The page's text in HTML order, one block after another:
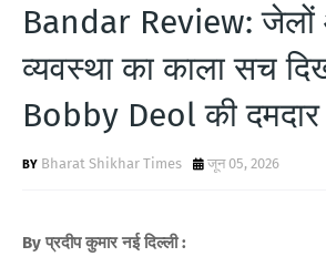
O
S
Bandar Review:
व्यवस्था का काला सच
Bobby Deol की दमदार
Bharat Shikhar Times जून 05, 2026
By प्रदीप कुमार नई दिल्ली :